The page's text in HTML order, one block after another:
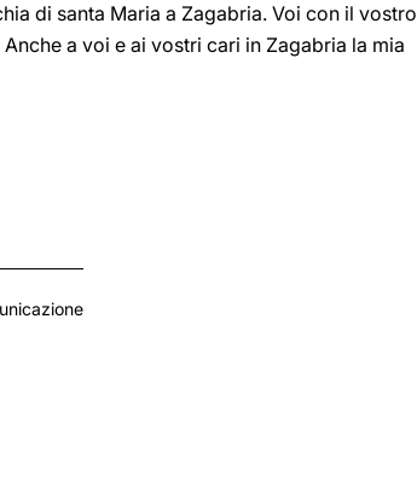
di santa Maria a Zagabria. Voi con il vostro
a voi e ai vostri cari in Zagabria la mia